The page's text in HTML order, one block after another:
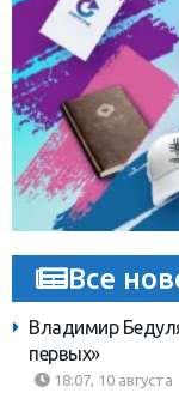
Все
Владимир
первых»
18:07, 10 августа